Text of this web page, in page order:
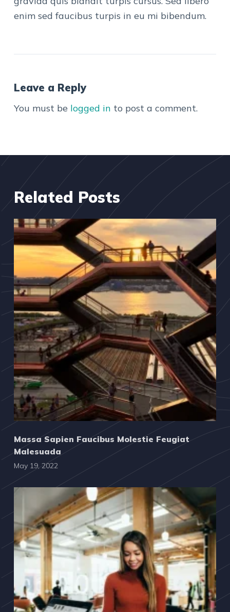
enim sed faucibus turpis in eu mi bibendum.
Leave a Reply
You must be logged in to post a comment.
Related Posts
Massa Sapien Faucibus Molestie Feugiat
Malesuada
May 19, 2022